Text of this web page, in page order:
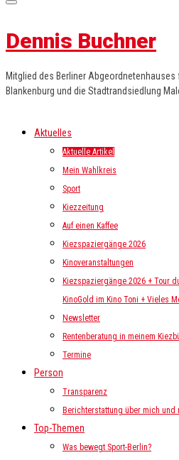
Dennis Buchner
Mitglied des Berliner Abgeordnetenhauses
Blankenburg und die Stadtrandsiedlung
Aktuelles
Aktuelle Artikel
Mein Wahlkreis
Sport
Kiezzeitung
Auf einen Kaffee
Kiezspaziergänge 2026
Kinoveranstaltungen
Kiezspaziergänge 2026 + Tour
KinoGold im Kino Toni + Vieles
Newsletter
Rentenberatung in meinem
Termine
Person
Transparenz
Berichterstattung über mich und
Top-Themen
Was bewegt Sport-Berlin?